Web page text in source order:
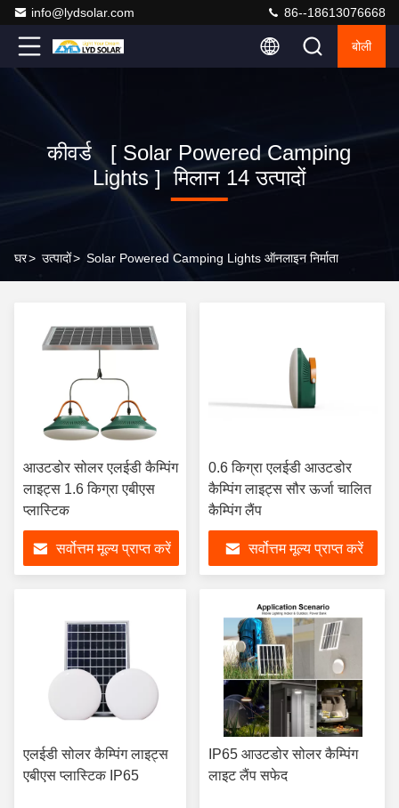
info@lydsolar.com 86--18613076668
बोली
कीवर्ड [ Solar Powered Camping
Lights ] मिलान 14 उत्पादों
घर> उत्पादों> Solar Powered Camping Lights ऑनलाइन निर्माता
आउटडोर सोलर एलईडी कैम्पिंग
लाइट्स 1.6 किग्रा एबीएस
प्लास्टिक
सर्वोत्तम मूल्य प्राप्त करें
0.6 किग्रा एलईडी आउटडोर
कैम्पिंग लाइट्स सौर ऊर्जा चालित
कैम्पिंग लैंप
सर्वोत्तम मूल्य प्राप्त करें
एलईडी सोलर कैम्पिंग लाइट्स
एबीएस प्लास्टिक IP65
IP65 आउटडोर सोलर कैम्पिंग
लाइट लैंप सफेद